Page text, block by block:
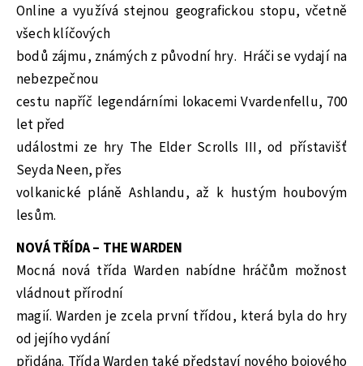
Online a využívá stejnou geografickou stopu, včetně
všech klíčových
bodů zájmu, známých z původní hry. Hráči se vydají na
nebezpečnou
cestu napříč legendárními lokacemi Vvardenfellu, 700
let před
událostmi ze hry The Elder Scrolls III, od přístavišť
Seyda Neen, přes
volkanické pláně Ashlandu, až k hustým houbovým
lesům.
NOVÁ TŘÍDA – THE WARDEN
Mocná nová třída Warden nabídne hráčům možnost
vládnout přírodní
magií. Warden je zcela první třídou, která byla do hry
od jejího vydání